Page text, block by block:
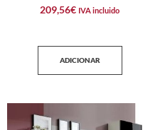
209,56€ IVA incluido
ADICIONAR